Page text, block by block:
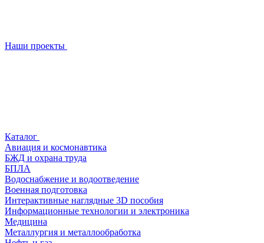
Наши проекты
Каталог
Авиация и космонавтика
БЖД и охрана труда
БПЛА
Водоснабжение и водоотведение
Военная подготовка
Интерактивные наглядные 3D пособия
Информационные технологии и электроника
Медицина
Металлургия и металлообработка